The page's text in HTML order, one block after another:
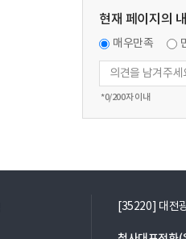
현재 페이지의
매우만족
*0/200자 이내
[35220] 대전